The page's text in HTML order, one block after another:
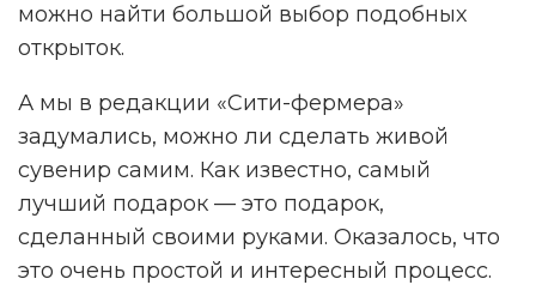
можно найти большой выбор подобных
открыток.
А мы в редакции «Сити-фермера»
задумались, можно ли сделать живой
сувенир самим. Как известно, самый
лучший подарок — это подарок,
сделанный своими руками. Оказалось, что
это очень простой и интересный процесс.